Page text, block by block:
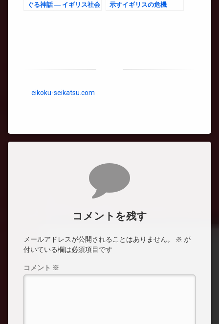
ぐる神話 ― イギリス社会
示すイギリスの危機
eikoku-seikatsu.com
コメントを残す
メールアドレスが公開されることはありません。 ※ が
付いている欄は必須項目です
コメント ※